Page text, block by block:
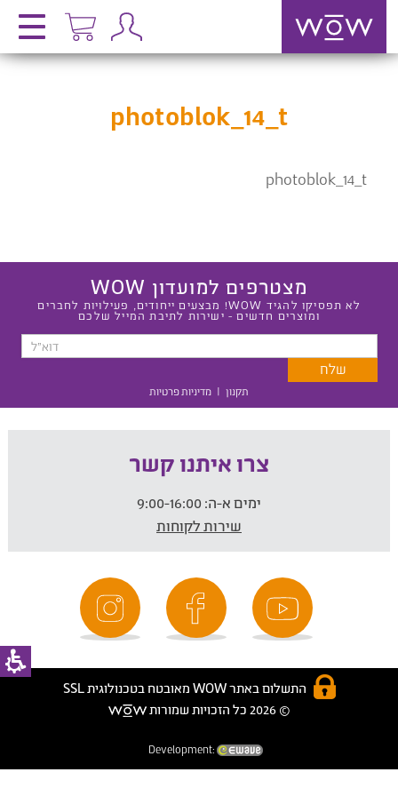
photoblok_14_t
photoblok_14_t
מצטרפים למועדון WOW
לא תפסיקו להגיד WOW! מבצעים ייחודים, פעילויות לחברים
ומוצרים חדשים - ישירות לתיבת המייל שלכם
תקנון | מדיניות פרטיות
צרו איתנו קשר
ימים א-ה:
שירות לקוחות
התשלום באתר WOW מאובטח בטכנולוגית SSL
© 2026 כל הזכויות שמורות
Development: